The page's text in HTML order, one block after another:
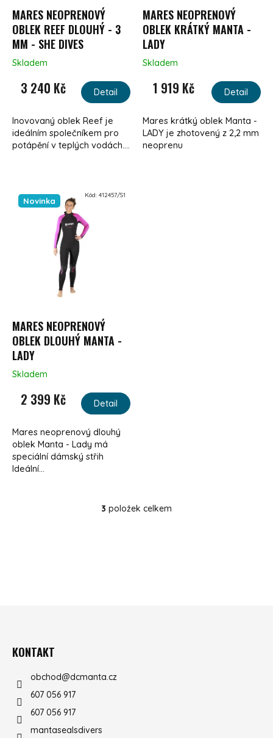
MARES NEOPRENOVÝ
OBLEK REEF DLOUHÝ - 3
MM - SHE DIVES
Průměrné hodnocení produktu je 5,0 z 5
Skladem
3 240 Kč Detail
Inovovaný oblek Reef je
ideálním společníkem pro
potápění v teplých vodách....
MARES NEOPRENOVÝ
OBLEK KRÁTKÝ MANTA -
LADY
Skladem
1 919 Kč Detail
Mares krátký oblek Manta -
LADY je zhotovený z 2,2 mm
neoprenu
Novinka
MARES NEOPRENOVÝ
OBLEK DLOUHÝ MANTA -
LADY
Skladem
2 399 Kč Detail
Mares neoprenový dlouhý
oblek Manta - Lady má
speciální dámský střih
Ideální...
Kód: 412457/S1
OVLÁDACÍ PRVKY VÝPISU
3 položek celkem
KONTAKT
obchod@dcmanta.cz
607 056 917
607 056 917
mantasealsdivers